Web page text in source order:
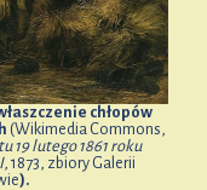
chłopów
(Wikimedia Commons,
19 lutego 1861 roku
, 1873, zbiory Galerii
).